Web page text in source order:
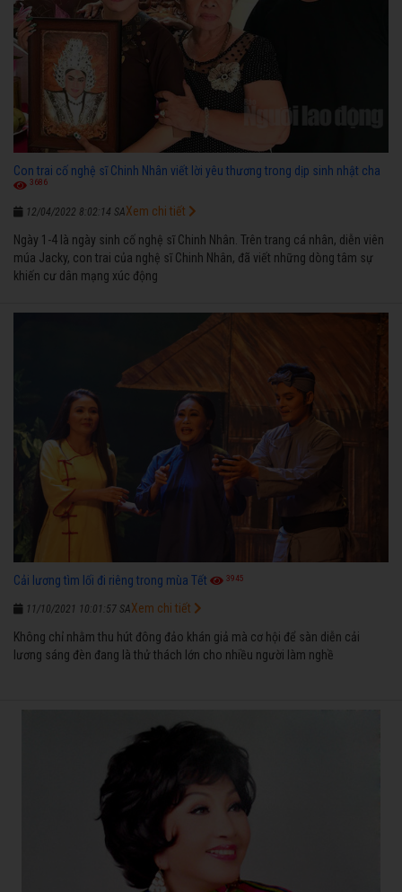
Con trai cố nghệ sĩ Chinh Nhân viết lời yêu thương trong dịp sinh nhật cha
3686
12/04/2022 8:02:14 SA
Ngày 1-4 là ngày sinh cố nghệ sĩ Chinh Nhân. Trên trang cá nhân, diễn viên
múa Jacky, con trai của nghệ sĩ Chinh Nhân, đã viết những dòng tâm sự
khiến cư dân mạng xúc động
Xem chi tiết
Cải lương tìm lối đi riêng trong mùa Tết 3945
11/10/2021 10:01:57 SA
Không chỉ nhằm thu hút đông đảo khán giả mà cơ hội để sàn diễn cải
lương sáng đèn đang là thử thách lớn cho nhiều người làm nghề
Xem chi tiết